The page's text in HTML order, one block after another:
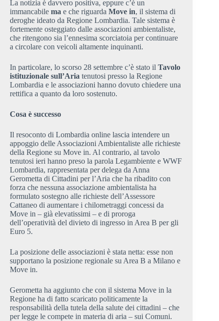
La notizia è davvero positiva, eppure c’è un
immancabile ma e che riguarda Move in, il sistema di
deroghe ideato da Regione Lombardia. Tale sistema è
fortemente osteggiato dalle associazioni ambientaliste,
che ritengono sia l’ennesima scorciatoia per continuare
a circolare con veicoli altamente inquinanti.
In particolare, lo scorso 28 settembre c’è stato il Tavolo
istituzionale sull’Aria tenutosi presso la Regione
Lombardia e le associazioni hanno dovuto chiedere una
rettifica a quanto da loro sostenuto.
Cosa è successo
Il resoconto di Lombardia online lascia intendere un
appoggio delle Associazioni Ambientaliste alle richieste
della Regione su Move in. Al contrario, al tavolo
tenutosi ieri hanno preso la parola Legambiente e WWF
Lombardia, rappresentata per delega da Anna
Gerometta di Cittadini per l’Aria che ha ribadito con
forza che nessuna associazione ambientalista ha
formulato sostegno alle richieste dell’Assessore
Cattaneo di aumentare i chilometraggi concessi da
Move in – già elevatissimi – e di proroga
dell’operatività del divieto di ingresso in Area B per gli
Euro 5.
La posizione delle associazioni è stata netta: esse non
supportano la posizione regionale su Area B a Milano e
Move in.
Gerometta ha aggiunto che con il sistema Move in la
Regione ha di fatto scaricato politicamente la
responsabilità della tutela della salute dei cittadini – che
per legge le compete in materia di aria – sui Comuni.